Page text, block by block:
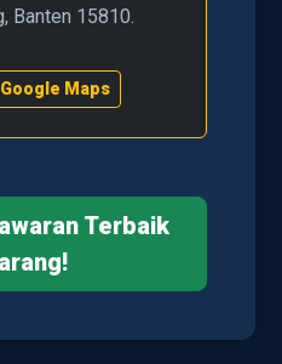
Banten 15810.
Maps
Terbaik